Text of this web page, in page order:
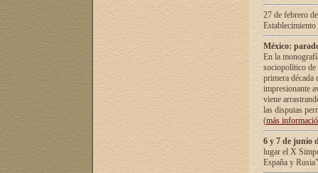
27 de febrero
México:
En la
sociopolítico de
primera década
impresionante
viene
las disputas
(más
6 y 7 de junio
lugar el X
España y